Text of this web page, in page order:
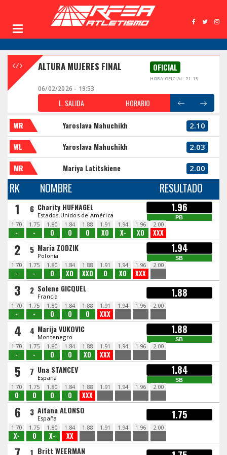
ALTURA MUJERES FINAL OFICIAL
HORA OFICIAL: 21:13
06/02/2026 - 19:53
L. SALIDA HORARIO
WR Yaroslava Mahuchikh 2.10
WL Yaroslava Mahuchikh 2.03
MR Mariya Latitskiene 2.00
RK NOMBRE RESULTADO
1 6 Charity HUFNAGEL
Estados Unidos de América
1.96
PB
1.70
-
1.75
-
1.80
O
1.84
O
1.88
O
1.91
XO
1.94
X-
1.96
XO
2.00
XXX
2 5 Maria ZODZIK
Polonia
1.94
SB
1.70
-
1.75
-
1.80
O
1.84
XO
1.88
XXO
1.91
O
1.94
XO
1.96
XXX
2.00
3 2 Solene GICQUEL
Francia 1.88
1.70
-
1.75
-
1.80
O
1.84
O
1.88
O
1.91
XXX
1.94 1.96 2.00
4 4 Marija VUKOVIC
Montenegro
1.88
SB
1.70
-
1.75
-
1.80
O
1.84
O
1.88
XO
1.91
XXX
1.94 1.96 2.00
5 7 Una STANCEV
España
1.84
SB
1.70
O
1.75
O
1.80
O
1.84
O
1.88
XXX
1.91 1.94 1.96 2.00
6 3 Aitana ALONSO
España 1.75
1.70
X-
1.75
O
1.80
X-
1.84
XX
1.88 1.91 1.94 1.96 2.00
1 Britt WEERMAN